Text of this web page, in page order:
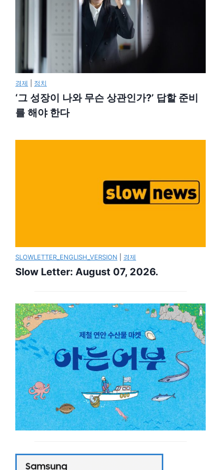
경제 정치
‘그 성장이 나와 무슨 상관인가?’ 답할 준비
를 해야 한다
SLOWLETTER_ENGLISH_VERSION 경제
Slow Letter: August 07, 2026.